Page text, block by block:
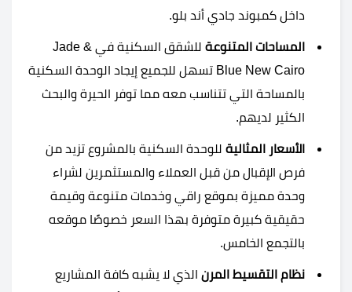
داخل كمبوند جادي أند بلو.
المساحات المتنوعة
للشقق السكنية في Jade &
Blue New Cairo تسهل للجميع إيجاد الوحدة السكنية
بالمساحة التي تتناسب معه مما توفر الحيرة والبحث
الكثير لديهم.
الأسعار المثالية للوحدة السكنية بالمشروع تزيد من
فرص الإقبال من قبل العملاء والمستثمرين لشراء
وحدة مميزة بموقع راقي وخدمات متنوعة وقيمة
حقيقية كبيرة متوفرة بهذا السعر خصوصًا موقعه
بالتجمع الخامس.
نظام التقسيط المرن الذي لا يشبه كافة المشاريع